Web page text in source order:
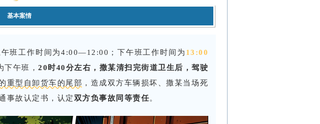
基本案情
班工作时间为4:00—12:00；下午班工作时间为 13:00
午班， 20时40分左右， 撒某清扫完街道卫生 后，驾驶
重型自卸货车的尾部 ，造成双方车辆损坏、撒某当场死
事故认定书，认定双方负事故同等责任。